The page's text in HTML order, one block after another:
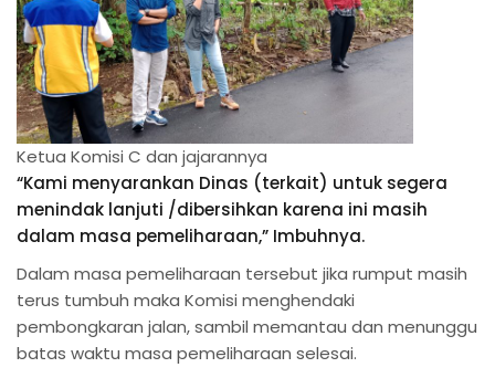
Ketua Komisi C dan jajarannya
“Kami menyarankan Dinas (terkait) untuk segera
menindak lanjuti /dibersihkan karena ini masih
dalam masa pemeliharaan,” Imbuhnya.
Dalam masa pemeliharaan tersebut jika rumput masih
terus tumbuh maka Komisi menghendaki
pembongkaran jalan, sambil memantau dan menunggu
batas waktu masa pemeliharaan selesai.